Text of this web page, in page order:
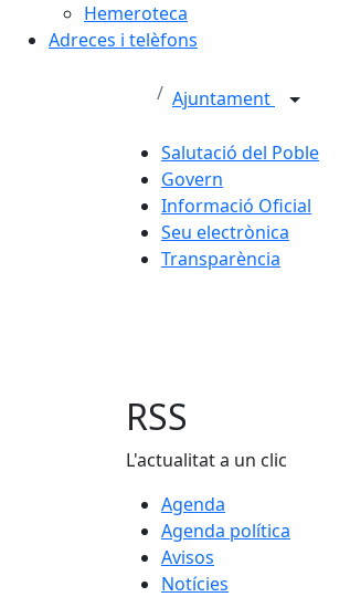
Hemeroteca
Adreces i telèfons
Ajuntament
Salutació del Poble
Govern
Informació Oficial
Seu electrònica
Transparència
RSS
L'actualitat a un clic
Agenda
Agenda política
Avisos
Notícies